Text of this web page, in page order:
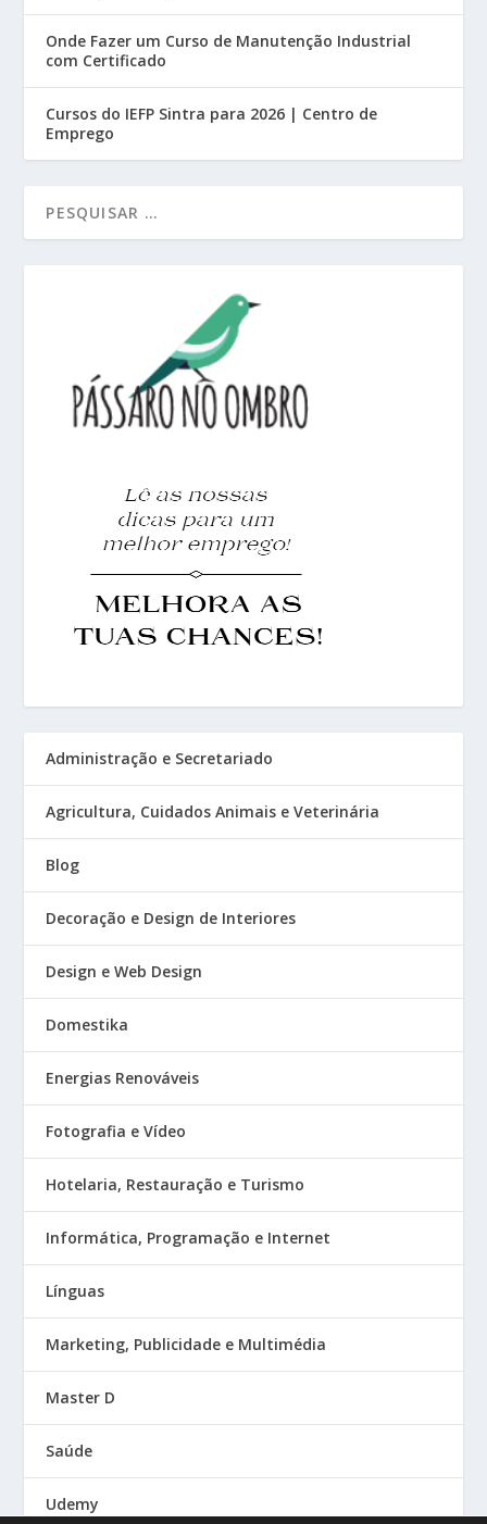
Onde Fazer um Curso de Manutenção Industrial
com Certificado
Cursos do IEFP Sintra para 2026 | Centro de
Emprego
Administração e Secretariado
Agricultura, Cuidados Animais e Veterinária
Blog
Decoração e Design de Interiores
Design e Web Design
Domestika
Energias Renováveis
Fotografia e Vídeo
Hotelaria, Restauração e Turismo
Informática, Programação e Internet
Línguas
Marketing, Publicidade e Multimédia
Master D
Saúde
Udemy